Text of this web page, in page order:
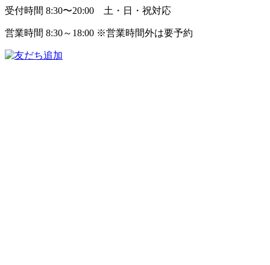
受付時間 8:30〜20:00 土・日・祝対応
営業時間 8:30～18:00 ※営業時間外は要予約